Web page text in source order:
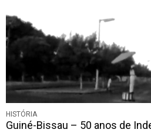
HISTÓRIA
Guiné-Bissau – 50 anos de